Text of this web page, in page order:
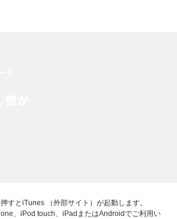
すとiTunes （外部サイト）が起動します。
、iPod touch、iPadまたはAndroidでご利用い